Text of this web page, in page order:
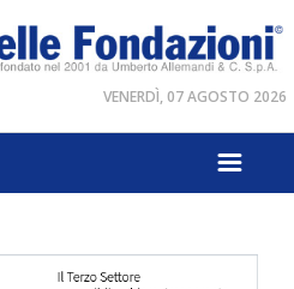
VENERDÌ, 07 AGOSTO 2026